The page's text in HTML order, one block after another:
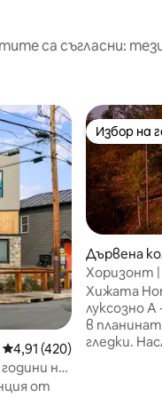
са съгласни:
Средна оценка: 4,91 от
4,91 (420)
на
от
Избор на
Избор на
Дървена
Хоризонт
камини,
Хижата
луксозно
в
гледки.